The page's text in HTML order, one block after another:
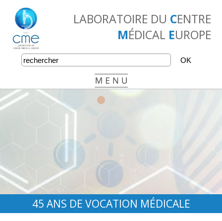
LABORATOIRE DU CENTRE
MÉDICAL EUROPE
45 ANS DE VOCATION MÉDICALE